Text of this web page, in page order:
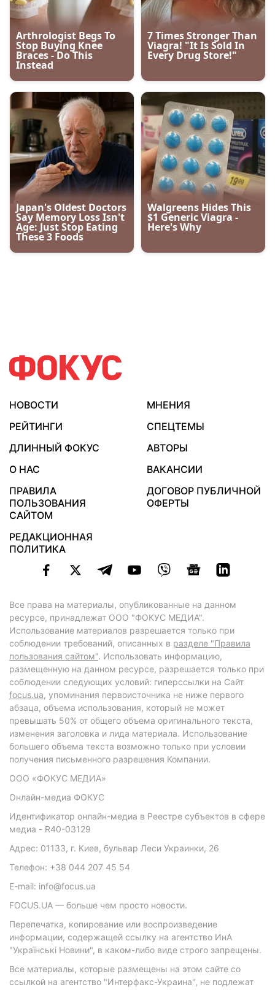
НОВОСТИ
МНЕНИЯ
РЕЙТИНГИ
СПЕЦТЕМЫ
ДЛИННЫЙ ФОКУС
АВТОРЫ
О НАС
ВАКАНСИИ
ПРАВИЛА
ПОЛЬЗОВАНИЯ
САЙТОМ
ДОГОВОР ПУБЛИЧНОЙ
ОФЕРТЫ
РЕДАКЦИОННАЯ
ПОЛИТИКА
Все права на материалы, опубликованные на данном
ресурсе, принадлежат ООО "ФОКУС МЕДИА".
Использование материалов разрешается только при
соблюдении требований, описанных в разделе "Правила
пользования сайтом". Использовать информацию,
размещенную на данном ресурсе, разрешается только при
соблюдении следующих условий: гиперссылки на Сайт
focus.ua, упоминания первоисточника не ниже первого
абзаца, объема использования, который не может
превышать 50% от общего объема оригинального текста,
изменения заголовка и лида материала. Использование
большего объема текста возможно только при условии
получения письменного разрешения Компании.
ООО «ФОКУС МЕДИА»
Онлайн-медиа ФОКУС
Идентификатор онлайн-медиа в Реестре субъектов в сфере
медиа - R40-03129
Адрес: 01133, г. Киев, бульвар Леси Украинки, 26
Телефон: +38 044 207 45 54
E-mail: info@focus.ua
FOCUS.UA — больше чем просто новости.
Перепечатка, копирование или воспроизведение
информации, содержащей ссылку на агентство ИнА
"Українські Новини", в каком-либо виде строго запрещены.
Все материалы, которые размещены на этом сайте со
ссылкой на агентство "Интерфакс-Украина", не подлежат